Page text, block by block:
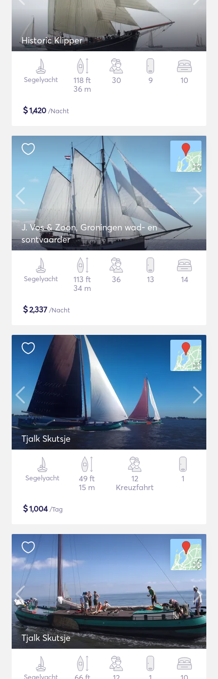
Historic Klipper
Segelyacht
118 ft
36 m
30 9 10
$1,420 /Nacht
J. Vos & Zoon, Groningen wad- en
sontvaarder
Segelyacht
113 ft
34 m
36 13 14
$2,337 /Nacht
Tjalk Skutsje
Segelyacht
49 ft
15 m
12
Kreuzfahrt
1
$1,004/Tag
Tjalk Skutsje
Segelyacht